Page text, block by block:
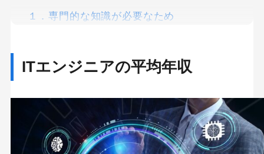
１．専門的な知識が必要なため
３．ITエンジニアに対する需要が多い
ITエンジニアとして年収を上げる方法
扱える言語を増やす
ITエンジニアの平均年収